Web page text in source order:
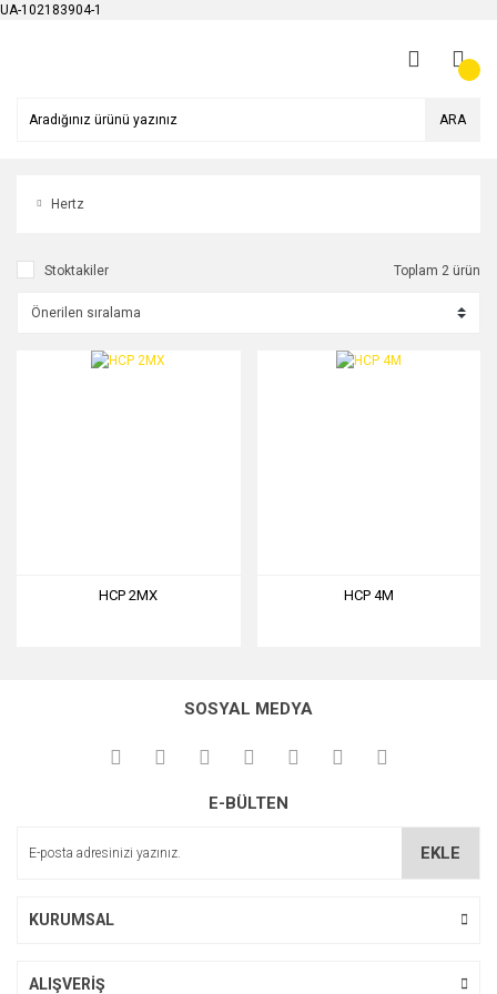
UA-102183904-1
ARA
Hertz
Stoktakiler Toplam 2 ürün
HCP 2MX HCP 4M
SOSYAL MEDYA
E-BÜLTEN
EKLE
KURUMSAL
ALIŞVERİŞ